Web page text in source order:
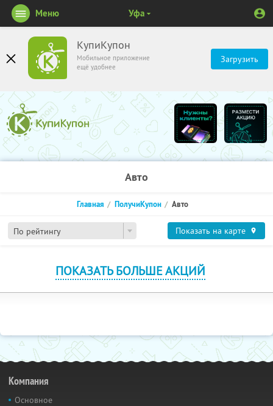
КупиКупон
Мобильное приложение
ещё удобнее
Загрузить
Меню Уфа
Авто
По рейтингу
Главная ПолучиКупон Авто
Показать на карте
ПОКАЗАТЬ БОЛЬШЕ АКЦИЙ
Компания
Основное